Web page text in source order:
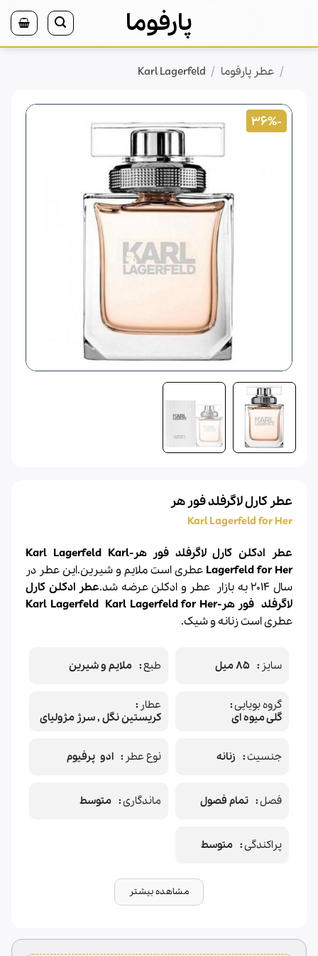
content
پارفوما
/ عطر پارفوما /
Karl Lagerfeld
-36%
عطر کارل لاگرفلد فور هر
Karl Lagerfeld for Her
عطر ادکلن کارل لاگرفلد فور هر-Karl Lagerfeld Karl
Lagerfeld for Her عطری است ملایم و شیرین.این عطر در
سال 2014 به بازار
عطر و ادکلن عرضه شد.عطر ادکلن کارل
لاگرفلد فور هر- Karl LagerfeldKarl Lagerfeld for Her
عطری است زنانه و شیک.
سایز 85 میل طبع ملایم و شیرین
گروه بویایی
گلی میوه ای
عطار
کریستین نگل , سرژ مژولیای
جنسیت زنانه نوع عطر ادو پرفیوم
فصل تمام فصول ماندگاری متوسط
پراکندگی متوسط
مشاهده بیشتر